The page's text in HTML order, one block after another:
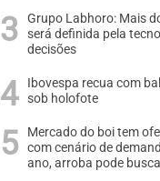
Grupo Labhoro: Mais
será definida pela
decisões
Ibovespa recua com
sob holofote
Mercado do boi tem
com cenário de
ano, arroba pode